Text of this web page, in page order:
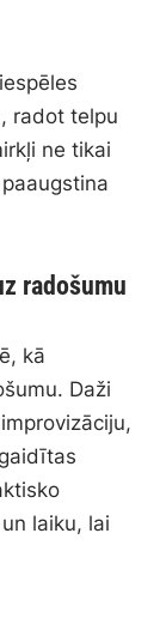
radot telpu
ne tikai
radošumu
kā
Daži
laiku, lai